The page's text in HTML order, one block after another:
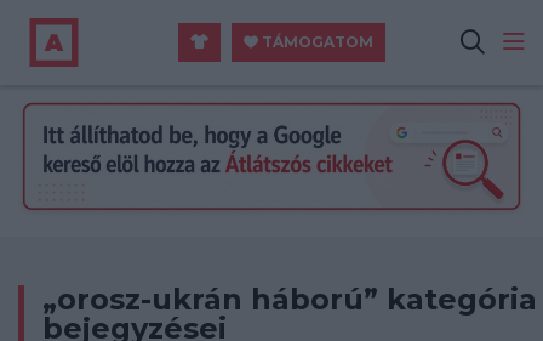
TÁMOGATOM
„orosz-ukrán háború” kategória
bejegyzései